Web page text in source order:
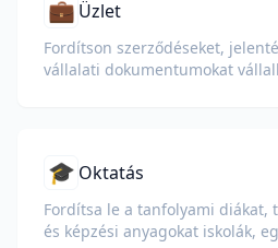
💼 Üzlet
Fordítson szerződéseket,
vállalati dokumentumokat
🎓 Oktatás
Fordítsa le a tanfolyami diákat,
és képzési anyagokat iskolák,